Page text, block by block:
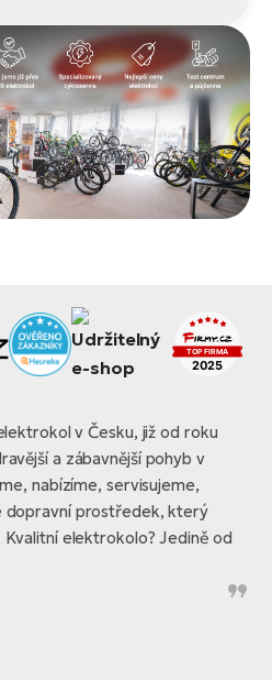
v Česku, již od roku
a zábavnější pohyb v
nabízíme, servisujeme,
dopravní prostředek, který
Kvalitní elektrokolo? Jedině od